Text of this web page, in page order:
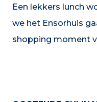
Een lekkers lunch
we het Ensorhuis
shopping moment